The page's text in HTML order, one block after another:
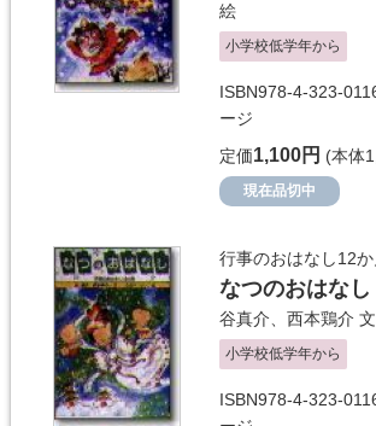
絵
小学校低学年から
ISBN978-4-323-
ージ
定価1,100円 (本体
現在品切中
行事のおはなし12か
なつのおはなし
谷真介 西本鶏介
小学校低学年から
ISBN978-4-323-